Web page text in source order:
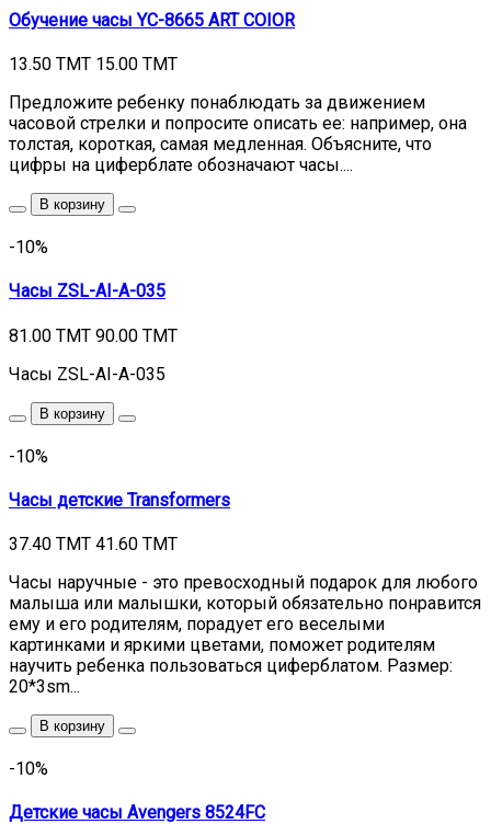
Обучение часы YC-8665 ART COIOR
13.50 TMT 15.00 TMT
Предложите ребенку понаблюдать за движением
часовой стрелки и попросите описать ее: например, она
толстая, короткая, самая медленная. Объясните, что
цифры на циферблате обозначают часы....
В корзину
-10%
Часы ZSL-AI-A-035
81.00 TMT 90.00 TMT
Часы ZSL-AI-A-035
В корзину
-10%
Часы детские Transformers
37.40 TMT 41.60 TMT
Часы наручные - это превосходный подарок для любого
малыша или малышки, который обязательно понравится
ему и его родителям, порадует его веселыми
картинками и яркими цветами, поможет родителям
научить ребенка пользоваться циферблатом. Размер:
20*3sm...
В корзину
-10%
Детские часы Avengers 8524FC